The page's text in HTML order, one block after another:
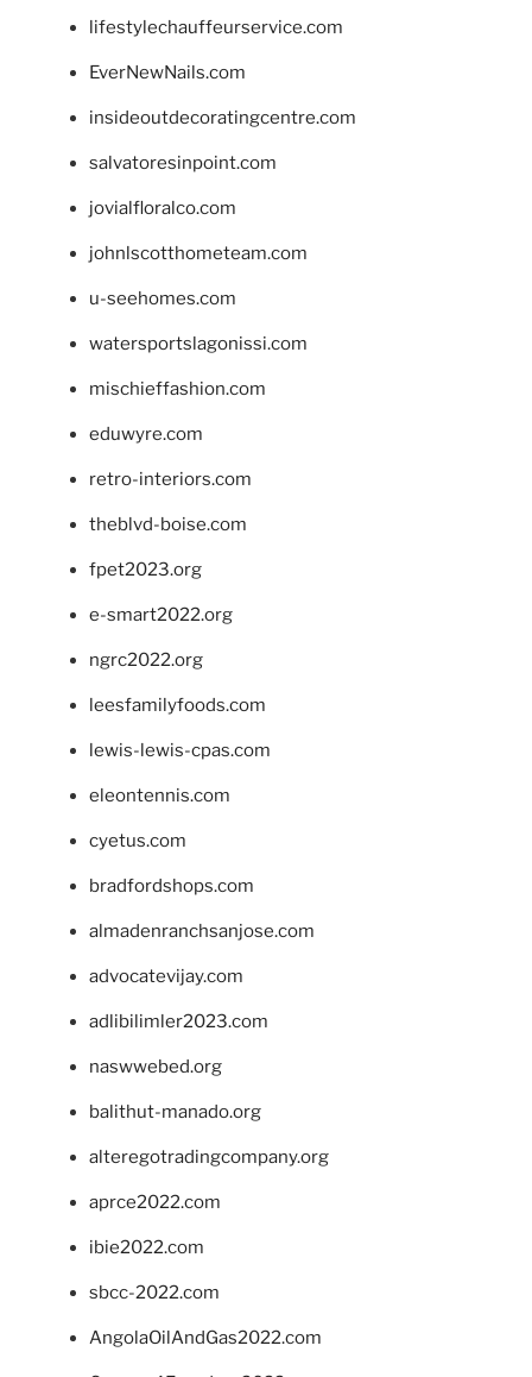
lifestylechauffeurservice.com
EverNewNails.com
insideoutdecoratingcentre.com
salvatoresinpoint.com
jovialfloralco.com
johnlscotthometeam.com
u-seehomes.com
watersportslagonissi.com
mischieffashion.com
eduwyre.com
retro-interiors.com
theblvd-boise.com
fpet2023.org
e-smart2022.org
ngrc2022.org
leesfamilyfoods.com
lewis-lewis-cpas.com
eleontennis.com
cyetus.com
bradfordshops.com
almadenranchsanjose.com
advocatevijay.com
adlibilimler2023.com
naswwebed.org
balithut-manado.org
alteregotradingcompany.org
aprce2022.com
ibie2022.com
sbcc-2022.com
AngolaOilAndGas2022.com